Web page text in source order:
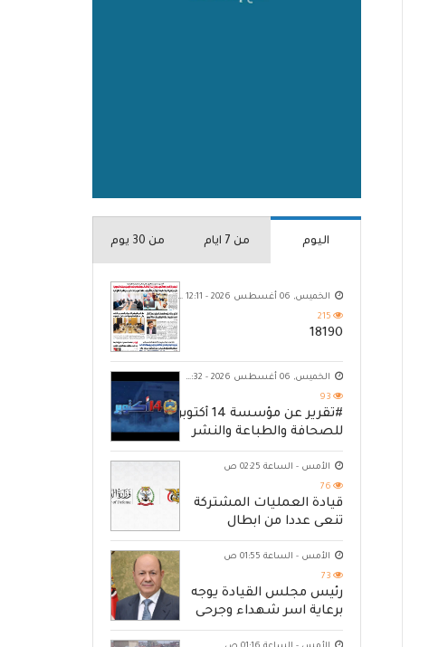
اليوم من 7 ايام من 30 يوم
الخميس, 06 أغسطس 2026 - 12:11 ص
215
18190
الخميس, 06 أغسطس 2026 - 10:32 م
93
#تقرير عن مؤسسة 14 أكتوبر
للصحافة والطباعة والنشر
الأمس - الساعة 02:25 ص
76
قيادة العمليات المشتركة
تنعى عددا من ابطال
القوات المسلحة
الأمس - الساعة 01:55 ص
73
رئيس مجلس القيادة يوجه
برعاية اسر شهداء وجرحى
الهجوم الإرهابي الحوثي